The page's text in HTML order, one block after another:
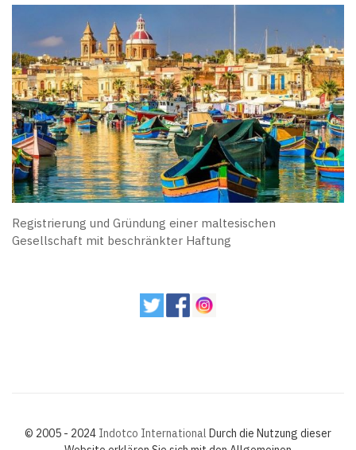
Registrierung und Gründung einer maltesischen
Gesellschaft mit beschränkter Haftung
© 2005 - 2024 Indotco International Durch die Nutzung dieser